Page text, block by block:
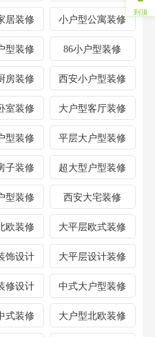
居装修 小户型公寓装修
型装修 86小户型装修
房装修 西安小户型装修
室装修 大户型客厅装修
型装修 平层大户型装修
子装修 超大型户型装修
型装修 西安大宅装修
欧装修 大平层欧式装修
饰设计 大平层设计装修
修设计 中式大户型装修
式装修 大户型北欧装修
到顶